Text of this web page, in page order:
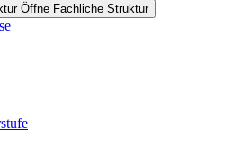
Öffne Fachliche Struktur